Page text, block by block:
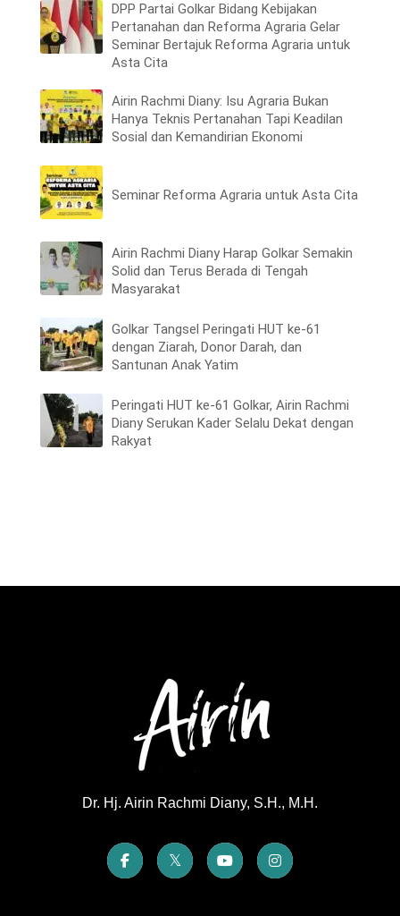
DPP Partai Golkar Bidang Kebijakan
Pertanahan dan Reforma Agraria Gelar
Seminar Bertajuk Reforma Agraria untuk
Asta Cita
Airin Rachmi Diany: Isu Agraria Bukan
Hanya Teknis Pertanahan Tapi Keadilan
Sosial dan Kemandirian Ekonomi
Seminar Reforma Agraria untuk Asta Cita
Airin Rachmi Diany Harap Golkar Semakin
Solid dan Terus Berada di Tengah
Masyarakat
Golkar Tangsel Peringati HUT ke-61
dengan Ziarah, Donor Darah, dan
Santunan Anak Yatim
Peringati HUT ke-61 Golkar, Airin Rachmi
Diany Serukan Kader Selalu Dekat dengan
Rakyat
Dr. Hj. Airin Rachmi Diany, S.H., M.H.